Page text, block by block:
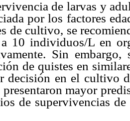
de larvas y
por los factores
de cultivo, se
10 individuos/L en
Sin
de quistes en
decisión en el cultivo
presentaron mayor
de supervivencias